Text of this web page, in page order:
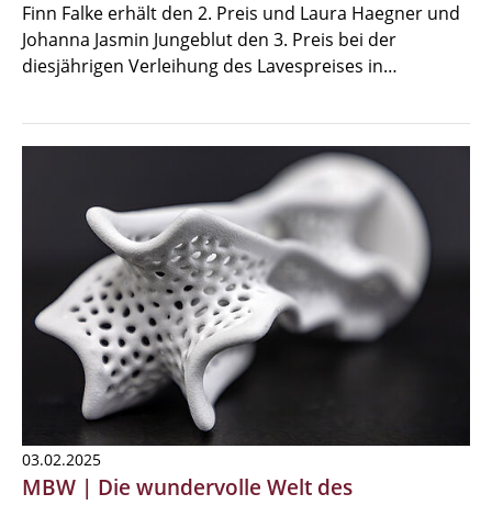
Finn Falke erhält den 2. Preis und Laura Haegner und
Johanna Jasmin Jungeblut den 3. Preis bei der
diesjährigen Verleihung des Lavespreises in…
03.02.2025
MBW | Die wundervolle Welt des